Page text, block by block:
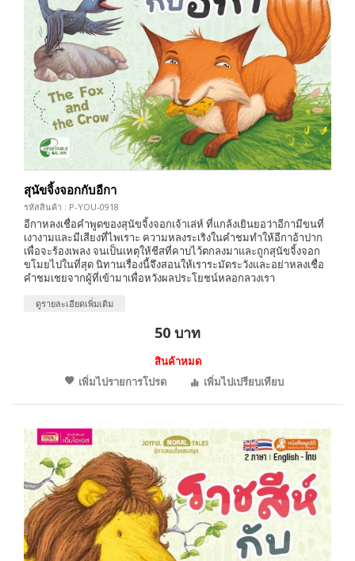
สุนัขจิ้งจอกกับอีกา
รหัสสินค้า : P-YOU-0918
อีกาหลงเชื่อคำพูดของสุนัขจิ้งจอกเจ้าเล่ห์ ที่แกล้งเยินยอว่าอีกามีขนที่
เงางามและมีเสียงที่ไพเราะ ความหลงระเริงในคำชมทำให้อีกาอ้าปาก
เพื่อจะร้องเพลง จนเป็นเหตุให้ชีสที่คาบไว้ตกลงมาและถูกสุนัขจิ้งจอก
ขโมยไปในที่สุด นิทานเรื่องนี้จึงสอนให้เราระมัดระวังและอย่าหลงเชื่อ
คำชมเชยจากผู้ที่เข้ามาเพื่อหวังผลประโยชน์หลอกลวงเรา
ดูรายละเอียดเพิ่มเติม
50 บาท
สินค้าหมด
เพิ่มไปรายการโปรด
เพิ่มไปเปรียบเทียบ